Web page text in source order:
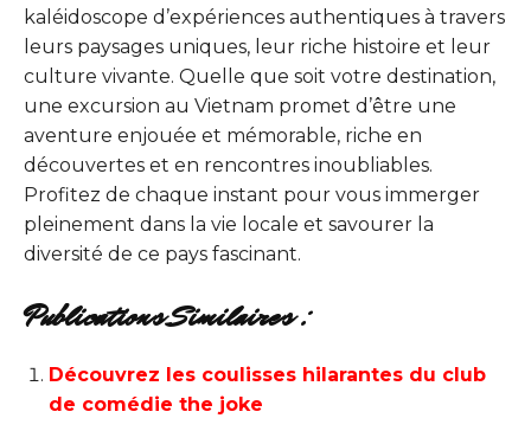
kaléidoscope d’expériences authentiques à travers
leurs paysages uniques, leur riche histoire et leur
culture vivante. Quelle que soit votre destination,
une excursion au Vietnam promet d’être une
aventure enjouée et mémorable, riche en
découvertes et en rencontres inoubliables.
Profitez de chaque instant pour vous immerger
pleinement dans la vie locale et savourer la
diversité de ce pays fascinant.
Publications Similaires :
Découvrez les coulisses hilarantes du club
de comédie the joke